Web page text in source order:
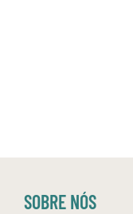
SOBRE NÓS